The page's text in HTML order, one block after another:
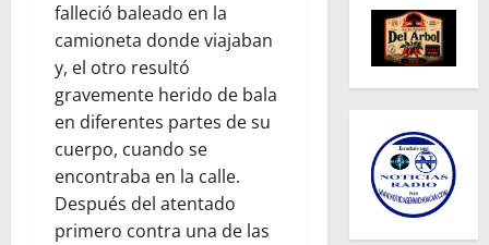
falleció baleado en la
camioneta donde viajaban
y, el otro resultó
gravemente herido de bala
en diferentes partes de su
cuerpo, cuando se
encontraba en la calle.
Después del atentado
primero contra una de las